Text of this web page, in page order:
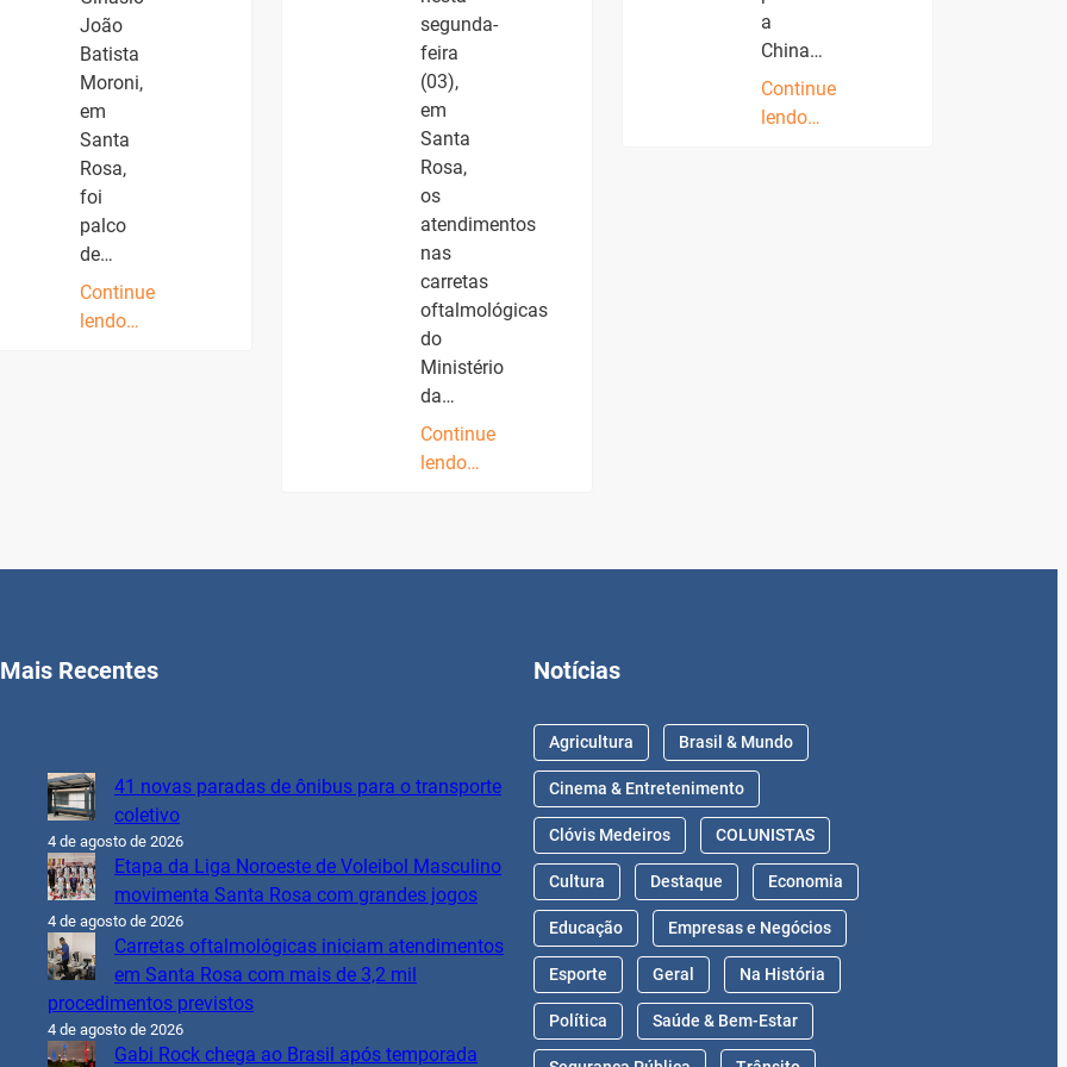
João
Batista
Moroni,
em
Santa
Rosa,
foi
palco
de…
Continue
lendo…
segunda-
feira
(03),
em
Santa
Rosa,
os
atendimentos
nas
carretas
oftalmológicas
do
Ministério
da…
Continue
lendo…
a
China…
Continue
lendo…
Mais Recentes
41 novas paradas de ônibus para o transporte
coletivo
4 de agosto de 2026
Etapa da Liga Noroeste de Voleibol Masculino
movimenta Santa Rosa com grandes jogos
4 de agosto de 2026
Carretas oftalmológicas iniciam atendimentos
em Santa Rosa com mais de 3,2 mil
procedimentos previstos
4 de agosto de 2026
Gabi Rock chega ao Brasil após temporada
Notícias
Agricultura Brasil & Mundo
Cinema & Entretenimento
Clóvis Medeiros COLUNISTAS
Cultura Destaque Economia
Educação Empresas e Negócios
Esporte Geral Na História
Política Saúde & Bem-Estar